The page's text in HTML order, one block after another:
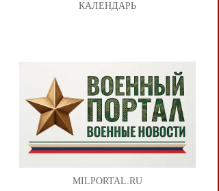
КАЛЕНДАРЬ
MILPORTAL.RU